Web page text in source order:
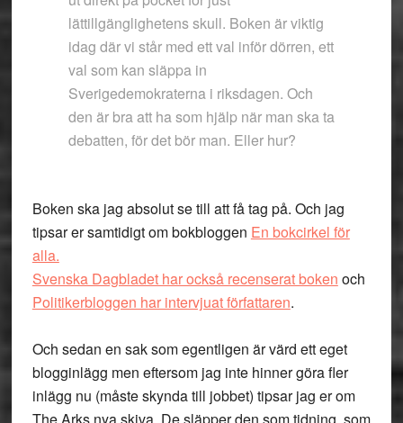
lättillgänglighetens skull. Boken är viktig
idag där vi står med ett val inför dörren, ett
val som kan släppa in
Sverigedemokraterna i riksdagen. Och
den är bra att ha som hjälp när man ska ta
debatten, för det bör man. Eller hur?
Boken ska jag absolut se till att få tag på. Och jag
tipsar er samtidigt om bokbloggen En bokcirkel för
alla.
Svenska Dagbladet har också recenserat boken och
Politikerbloggen har intervjuat författaren.
Och sedan en sak som egentligen är värd ett eget
blogginlägg men eftersom jag inte hinner göra fler
inlägg nu (måste skynda till jobbet) tipsar jag er om